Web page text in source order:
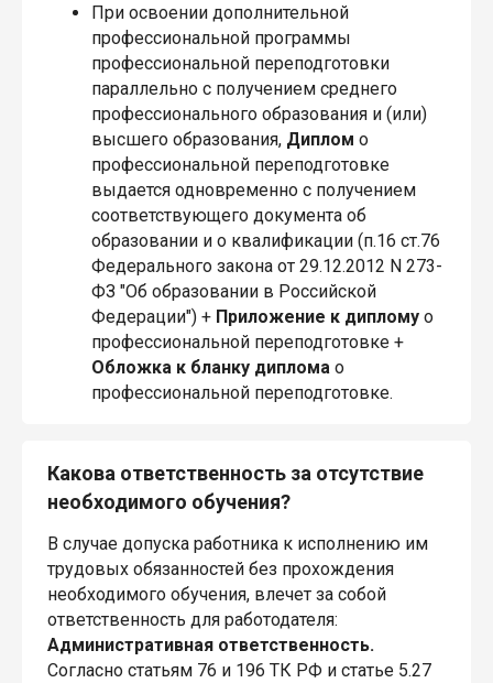
При освоении дополнительной
профессиональной программы
профессиональной переподготовки
параллельно с получением среднего
профессионального образования и (или)
высшего образования, Диплом о
профессиональной переподготовке
выдается одновременно с получением
соответствующего документа об
образовании и о квалификации (п.16 ст.76
Федерального закона от 29.12.2012 N 273-
ФЗ "Об образовании в Российской
Федерации") + Приложение к диплому о
профессиональной переподготовке +
Обложка к бланку диплома о
профессиональной переподготовке.
Какова ответственность за отсутствие
необходимого обучения?
В случае допуска работника к исполнению им
трудовых обязанностей без прохождения
необходимого обучения, влечет за собой
ответственность для работодателя:
Административная ответственность.
Согласно статьям 76 и 196 ТК РФ и статье 5.27